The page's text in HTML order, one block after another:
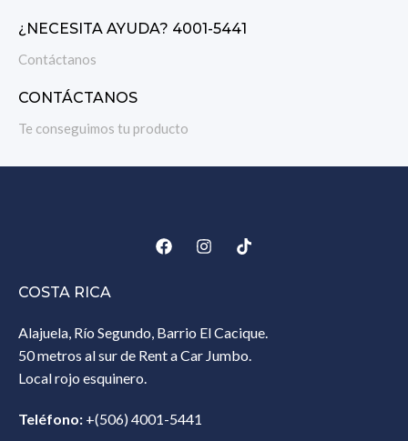
¿NECESITA AYUDA? 4001-5441
Contáctanos
CONTÁCTANOS
Te conseguimos tu producto
COSTA RICA
Alajuela, Río Segundo, Barrio El Cacique.
50 metros al sur de Rent a Car Jumbo.
Local rojo esquinero.
Teléfono: +(506) 4001-5441